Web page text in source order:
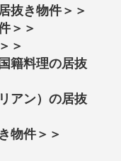
抜き物件＞＞
＞＞
＞
籍料理の居抜
アン）の居抜
物件＞＞